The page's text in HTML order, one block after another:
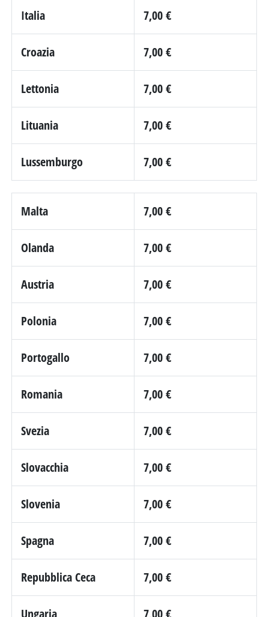
Italia 7,00 €
Croazia 7,00 €
Lettonia 7,00 €
Lituania 7,00 €
Lussemburgo 7,00 €
Malta 7,00 €
Olanda 7,00 €
Austria 7,00 €
Polonia 7,00 €
Portogallo 7,00 €
Romania 7,00 €
Svezia 7,00 €
Slovacchia 7,00 €
Slovenia 7,00 €
Spagna 7,00 €
Repubblica Ceca 7,00 €
Ungaria 7,00 €